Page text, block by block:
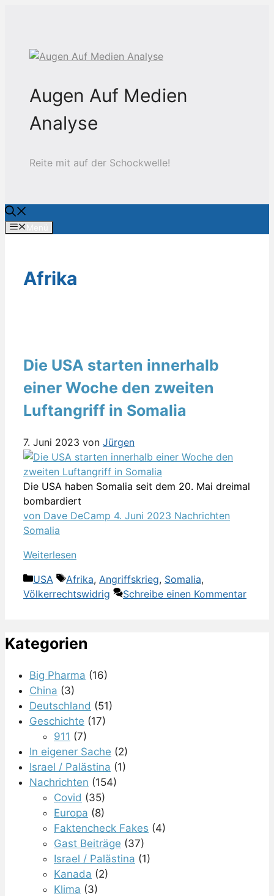
Augen Auf Medien
Analyse
Reite mit auf der Schockwelle!
Menü
Afrika
Die USA starten innerhalb
einer Woche den zweiten
Luftangriff in Somalia
7. Juni 2023 von Jürgen
Die USA haben Somalia seit dem 20. Mai dreimal
bombardiert
von Dave DeCamp Gepostet
4. Juni 2023 Kategorien
Nachrichten
Somalia
Weiterlesen
Kategorien
USA Schlagwörter
Afrika, Angriffskrieg, Somalia,
Völkerrechtswidrig
Schreibe einen Kommentar
Kategorien
Big Pharma (16)
China (3)
Deutschland (51)
Geschichte (17)
911 (7)
In eigener Sache (2)
Israel / Palästina (1)
Nachrichten (154)
Covid (35)
Europa (8)
Faktencheck Fakes (4)
Gast Beiträge (37)
Israel / Palästina (1)
Kanada (2)
Klima (3)